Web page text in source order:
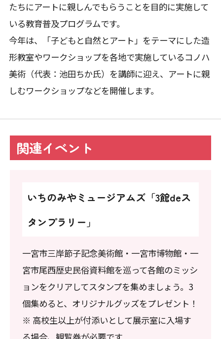
たちにアートに親しんでもらうことを目的に実施して
いる教育普及プログラムです。
今年は、「子どもと自然とアート」をテーマにした造
形教室やワークショップを各地で実施しているコノハ
美術（代表：池田ちか氏）を講師に迎え、アートに親
しむワークショップなどを開催します。
関連イベント
いちのみやミュージアムズ「3館deス
タンプラリー」
一宮市三岸節子記念美術館・一宮市博物館・一
宮市尾西歴史民俗資料館を巡って各館のミッシ
ョンをクリアしてスタンプを集めましょう。3
個集めると、オリジナルグッズをプレゼント！
※ 高校生以上が付添いとして展示室に入場す